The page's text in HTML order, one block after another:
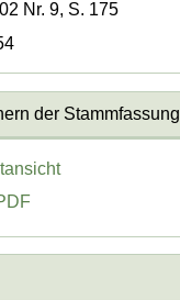
Nr. 9, S. 175
der Stammfassung